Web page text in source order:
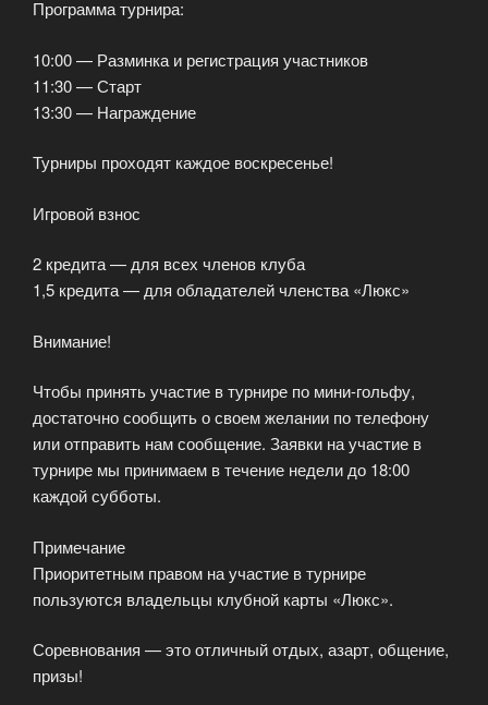
Программа турнира:
10:00 — Разминка и регистрация участников
11:30 — Старт
13:30 — Награждение
Турниры проходят каждое воскресенье!
Игровой взнос
2 кредита — для всех членов клуба
1,5 кредита — для обладателей членства «Люкс»
Внимание!
Чтобы принять участие в турнире по мини-гольфу,
достаточно сообщить о своем желании по телефону
или отправить нам сообщение. Заявки на участие в
турнире мы принимаем в течение недели до 18:00
каждой субботы.
Примечание
Приоритетным правом на участие в турнире
пользуются владельцы клубной карты «Люкс».
Соревнования — это отличный отдых, азарт, общение,
призы!